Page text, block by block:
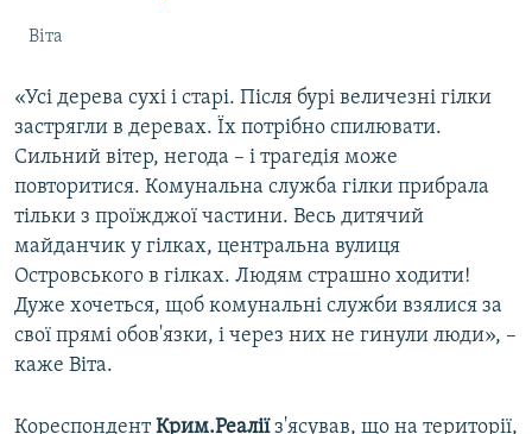
Віта
«Усі дерева сухі і старі. Після бурі величезні гілки
застрягли в деревах. Їх потрібно спилювати.
Сильний вітер, негода – і трагедія може
повторитися. Комунальна служба гілки прибрала
тільки з проїжджої частини. Весь дитячий
майданчик у гілках, центральна вулиця
Островського в гілках. Людям страшно ходити!
Дуже хочеться, щоб комунальні служби взялися за
свої прямі обов'язки, і через них не гинули люди», –
каже Віта.
КореспондентКрим.Реаліїз'ясував, що на території,